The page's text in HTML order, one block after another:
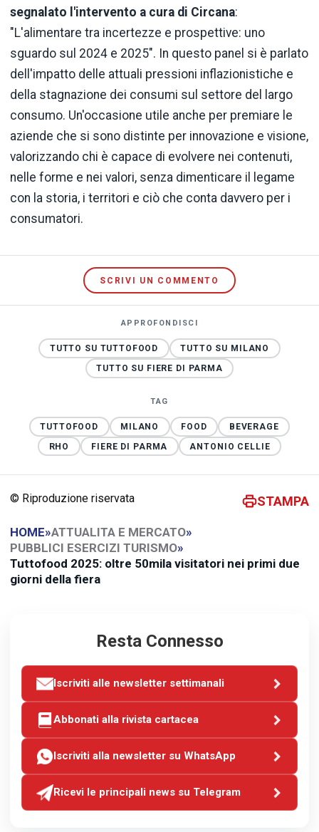
segnalato l'intervento a cura di Circana:
"L'alimentare tra incertezze e prospettive: uno
sguardo sul 2024 e 2025". In questo panel si è parlato
dell'impatto delle attuali pressioni inflazionistiche e
della stagnazione dei consumi sul settore del largo
consumo. Un'occasione utile anche per premiare le
aziende che si sono distinte per innovazione e visione,
valorizzando chi è capace di evolvere nei contenuti,
nelle forme e nei valori, senza dimenticare il legame
con la storia, i territori e ciò che conta davvero per i
consumatori.
SCRIVI UN COMMENTO
APPROFONDISCI
TUTTO SU TUTTOFOOD
TUTTO SU MILANO
TUTTO SU FIERE DI PARMA
TAG
TUTTOFOOD MILANO FOOD
BEVERAGE
RHO
FIERE DI PARMA ANTONIO CELLIE
© Riproduzione riservata STAMPA
HOME»ATTUALITA E MERCATO»
PUBBLICI ESERCIZI TURISMO»
Tuttofood 2025: oltre 50mila visitatori nei primi due
giorni della fiera
Resta Connesso
Iscriviti alle newsletter settimanali
Abbonati alla rivista cartacea
Iscriviti alla newsletter su WhatsApp
Ricevi le principali news su Telegram